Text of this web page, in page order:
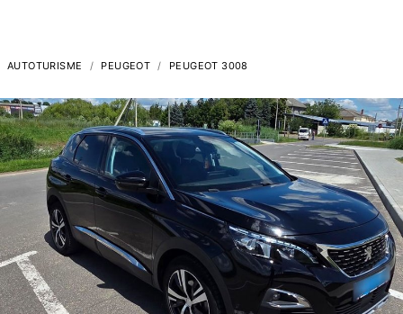
AUTOTURISME PEUGEOT PEUGEOT 3008